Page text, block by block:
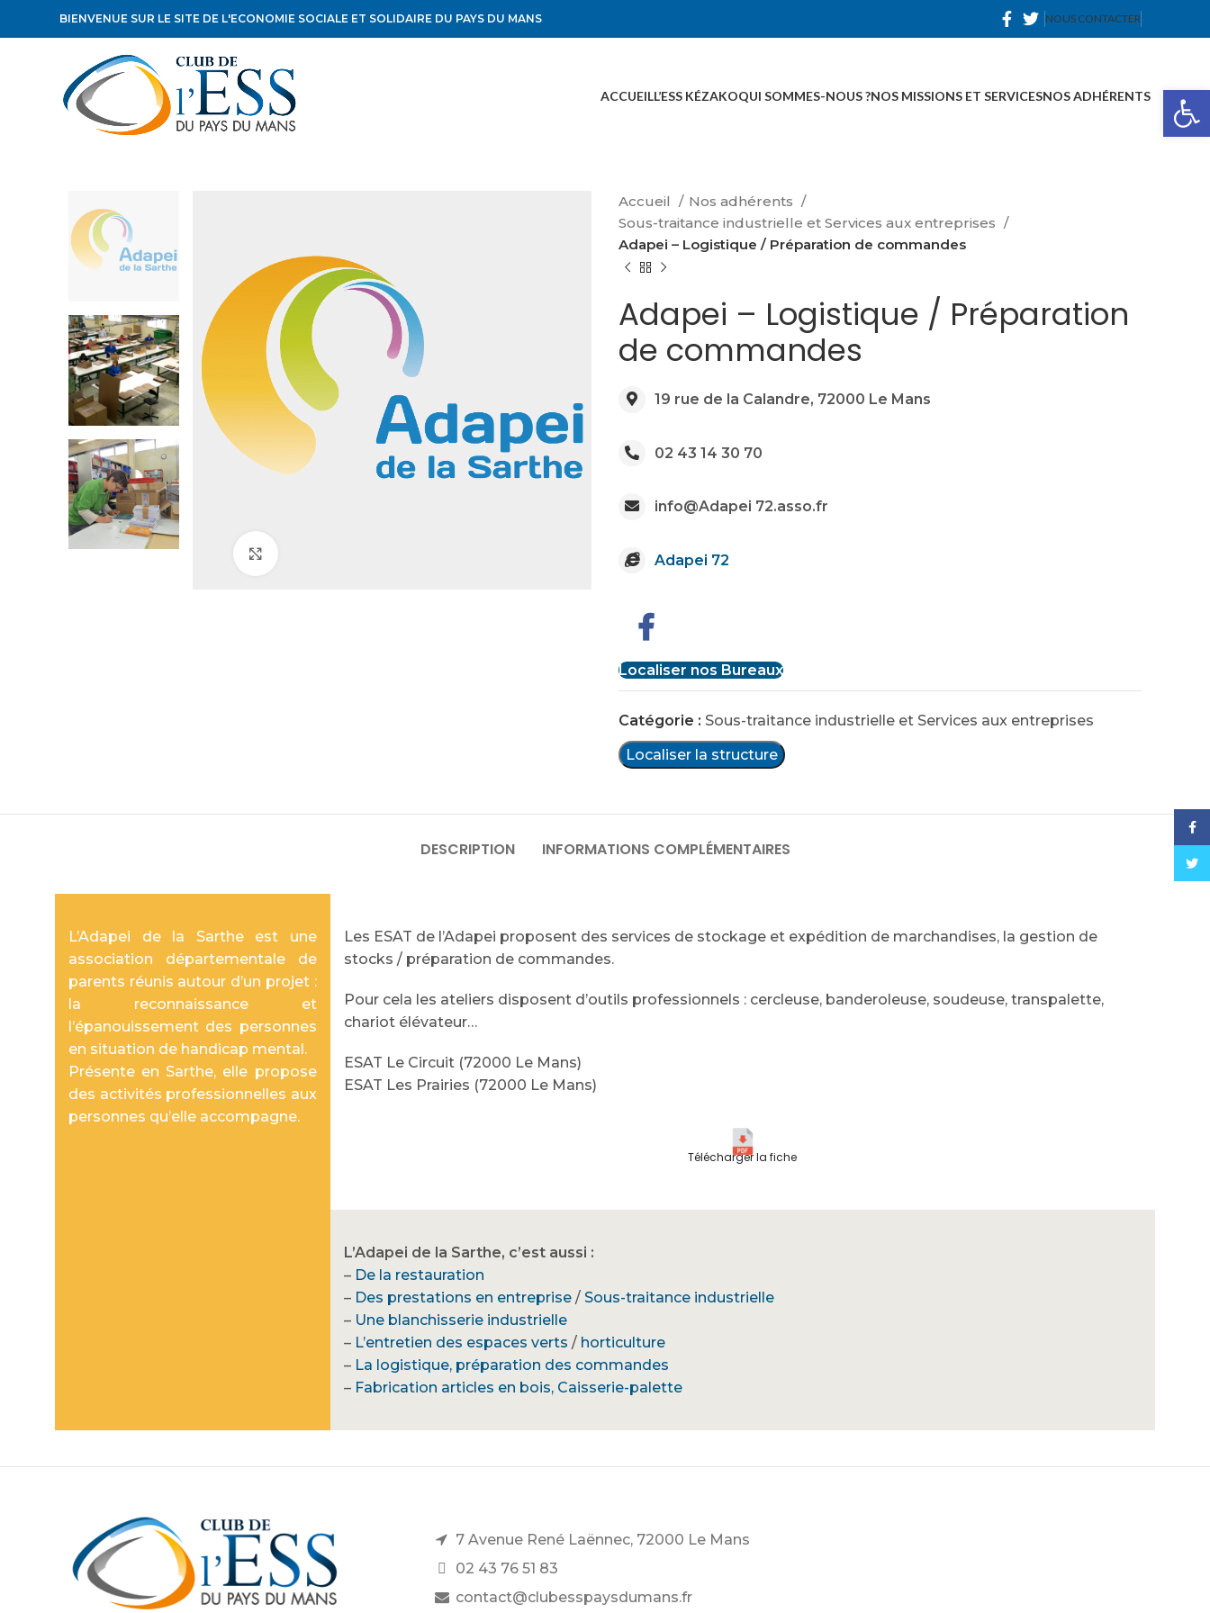
BIENVENUE SUR LE SITE DE L'ECONOMIE SOCIALE ET SOLIDAIRE DU PAYS DU MANS NOUS CONTACTER
ACCUEILL’ESS KÉZAKOQUI SOMMES-NOUS ?NOS MISSIONS ET SERVICESNOS ADHÉRENTS
Accueil
Nos adhérents
Sous-traitance industrielle et Services aux entreprises
Adapei – Logistique / Préparation de commandes
Adapei – Logistique / Préparation
de commandes
19 rue de la Calandre, 72000 Le Mans
02 43 14 30 70
info@Adapei 72.asso.fr
Adapei 72
Localiser nos Bureaux
Catégorie : Sous-traitance industrielle et Services aux entreprises
Localiser la structure
DESCRIPTION INFORMATIONS COMPLÉMENTAIRES
L’Adapei de la Sarthe est une
association départementale de
parents réunis autour d’un projet :
la reconnaissance et
l’épanouissement des personnes
en situation de handicap mental.
Présente en Sarthe, elle propose
des activités professionnelles aux
personnes qu’elle accompagne.
Les ESAT de l’Adapei proposent des services de stockage et expédition de marchandises, la gestion de
stocks / préparation de commandes.
Pour cela les ateliers disposent d’outils professionnels : cercleuse, banderoleuse, soudeuse, transpalette,
chariot élévateur…
ESAT Le Circuit (72000 Le Mans)
ESAT Les Prairies (72000 Le Mans)
Télécharger la fiche
L’Adapei de la Sarthe, c’est aussi :
– De la restauration
– Des prestations en entreprise/ Sous-traitance industrielle
– Une blanchisserie industrielle
– L’entretien des espaces verts / horticulture
– La logistique, préparation des commandes
– Fabrication articles en bois, Caisserie-palette
7 Avenue René Laënnec, 72000 Le Mans
02 43 76 51 83
contact@clubesspaysdumans.fr